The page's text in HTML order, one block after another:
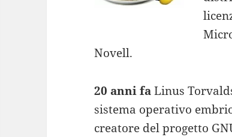
Novell.
20 anni faLinus
sistema operativo
creatore del progetto